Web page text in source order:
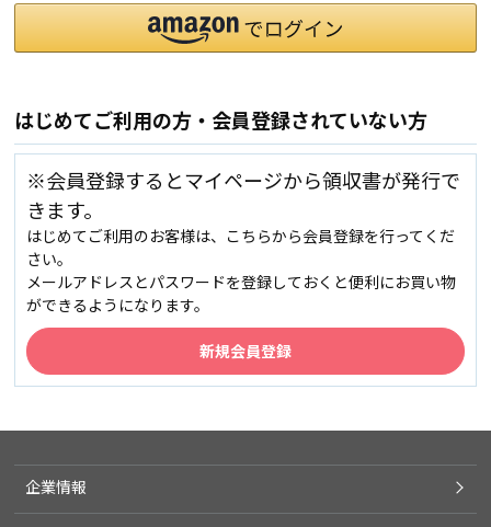
はじめてご利用の方・会員登録されていない方
※会員登録するとマイページから領収書が発行で
きます。
はじめてご利用のお客様は、こちらから会員登録を行ってくだ
さい。
メールアドレスとパスワードを登録しておくと便利にお買い物
ができるようになります。
企業情報